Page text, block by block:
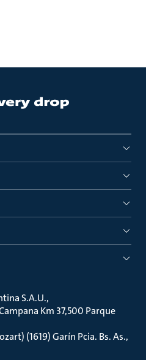
S.A.U.
Km 37,500 Parque
(1619) Garín Pcia. Bs. As.